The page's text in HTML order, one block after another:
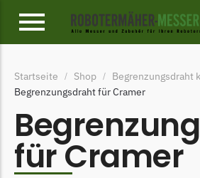
Alpina Messer
Ambrogio
Ambrogio Messer
Startseite / Shop / Begrenzungsdraht
Begrenzungsdraht für Cramer
für Cramer